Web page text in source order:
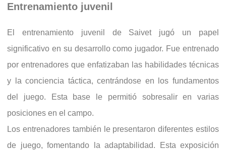
Entrenamiento juvenil
El entrenamiento juvenil de Saivet jugó un papel
significativo en su desarrollo como jugador. Fue entrenado
por entrenadores que enfatizaban las habilidades técnicas
y la conciencia táctica, centrándose en los fundamentos
del juego. Esta base le permitió sobresalir en varias
posiciones en el campo.
Los entrenadores también le presentaron diferentes estilos
de juego, fomentando la adaptabilidad. Esta exposición